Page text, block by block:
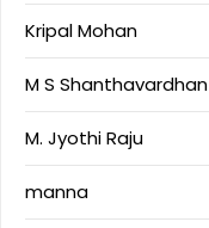
Kripal Mohan
M S Shanthavardhan
M. Jyothi Raju
manna